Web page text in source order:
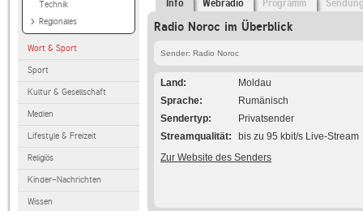
Technik
Regionales
Wort & Sport
Sport
Kultur & Gesellschaft
Medien
Lifestyle & Freizeit
Religiös
Kinder-Nachrichten
Wissen
Info Webradio Programm
Radio Noroc im Überblick
Sender: Radio Noroc
Land
Moldau
Sprache
Rumänisch
Sendertyp
Privatsender
Streamqualität
bis zu 95 kbit/s Live-Stream
Zur Website des Senders